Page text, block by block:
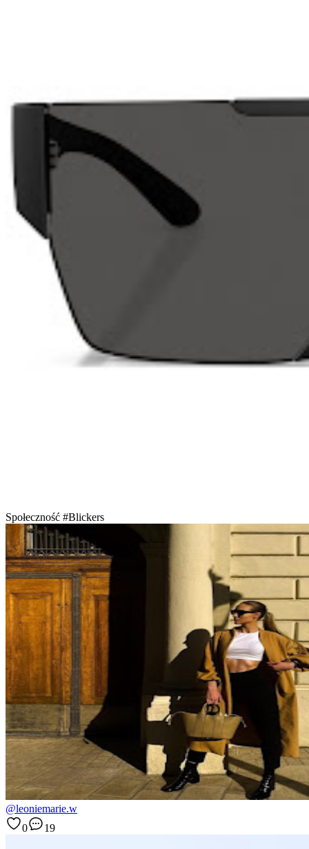
Społeczność #Blickers
@leoniemarie.w
0
19